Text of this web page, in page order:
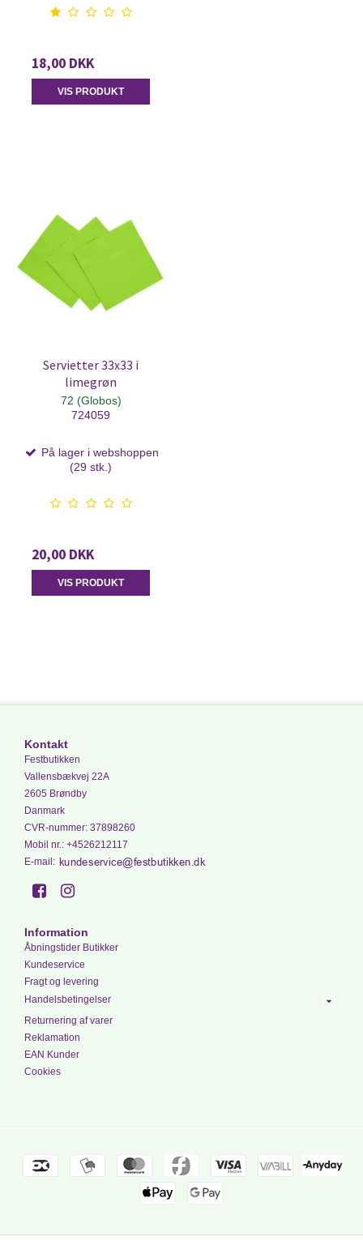
18,00 DKK
VIS PRODUKT
Servietter 33x33 i
limegrøn
72 (Globos)
724059
På lager i webshoppen
(29 stk.)
20,00 DKK
VIS PRODUKT
Kontakt
Festbutikken
Vallensbækvej 22A
2605 Brøndby
Danmark
CVR-nummer: 37898260
Mobil nr.: +4526212117
E-mail :
Information
Åbningstider Butikker
Kundeservice
Fragt og levering
Handelsbetingelser
Returnering af varer
Reklamation
EAN Kunder
Cookies